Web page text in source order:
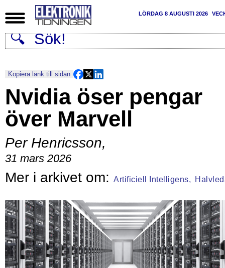
LÖRDAG 8 AUGUSTI 2026
Kopiera länk till sidan
Nvidia öser pengar
över Marvell
Per Henricsson,
31 mars 2026
Artificiell Intelligens,